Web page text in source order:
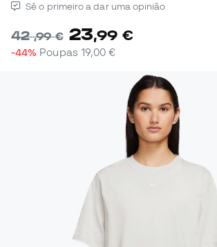
Sê o primeiro a dar uma opinião
42,99 € 23,99 €
-44% Poupas 19,00 €